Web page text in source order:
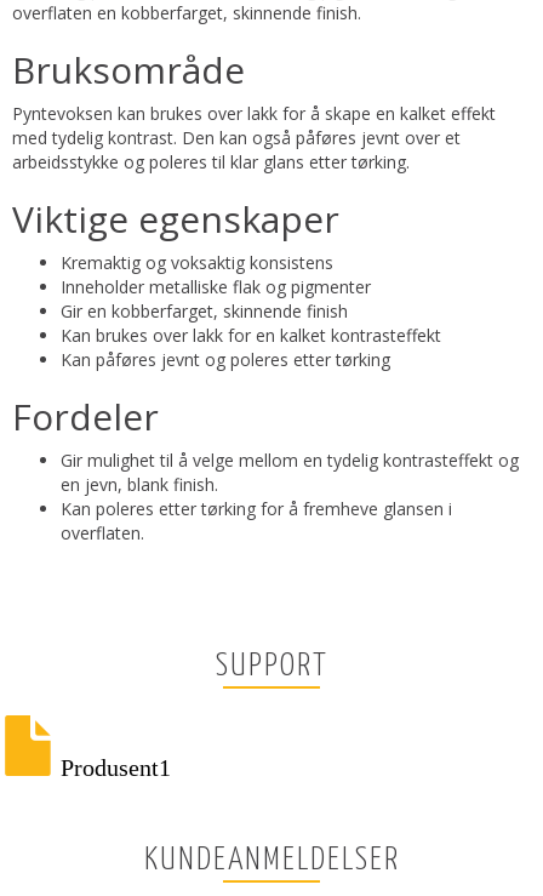
overflaten en kobberfarget, skinnende finish.
Bruksområde
Pyntevoksen kan brukes over lakk for å skape en kalket effekt
med tydelig kontrast. Den kan også påføres jevnt over et
arbeidsstykke og poleres til klar glans etter tørking.
Viktige egenskaper
Kremaktig og voksaktig konsistens
Inneholder metalliske flak og pigmenter
Gir en kobberfarget, skinnende finish
Kan brukes over lakk for en kalket kontrasteffekt
Kan påføres jevnt og poleres etter tørking
Fordeler
Gir mulighet til å velge mellom en tydelig kontrasteffekt og
en jevn, blank finish.
Kan poleres etter tørking for å fremheve glansen i
overflaten.
SUPPORT
Produsent1
KUNDEANMELDELSER